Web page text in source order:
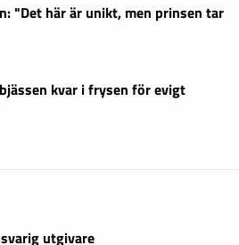
"Det här är unikt, men prinsen tar
kvar i frysen för evigt
utgivare